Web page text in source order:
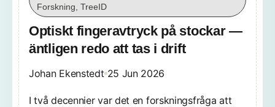
Forskning, TreeID
Optiskt fingeravtryck på stockar —
äntligen redo att tas i drift
Johan Ekenstedt 25 Jun 2026
I två decennier var det en forskningsfråga att